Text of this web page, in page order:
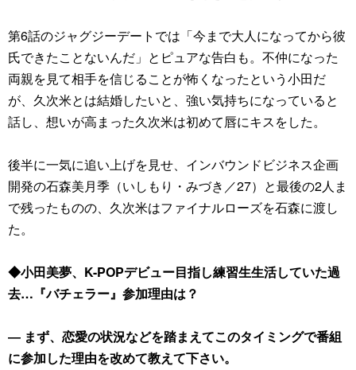
第6話のジャグジーデートでは「今まで大人になってから彼
氏できたことないんだ」とピュアな告白も。不仲になった
両親を見て相手を信じることが怖くなったという小田だ
が、久次米とは結婚したいと、強い気持ちになっていると
話し、想いが高まった久次米は初めて唇にキスをした。
後半に一気に追い上げを見せ、インバウンドビジネス企画
開発の石森美月季（いしもり・みづき／27）と最後の2人ま
で残ったものの、久次米はファイナルローズを石森に渡し
た。
◆小田美夢、K-POPデビュー目指し練習生生活していた過
去…『バチェラー』参加理由は？
― まず、恋愛の状況などを踏まえてこのタイミングで番組
に参加した理由を改めて教えて下さい。